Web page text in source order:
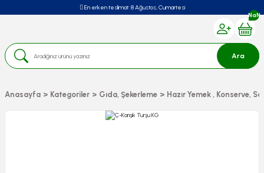
En erken teslimat: 8 Ağustos, Cumartesi
Ara
NaN
Anasayfa Kategoriler Gıda, Şekerleme Hazır Yemek , Konserve,